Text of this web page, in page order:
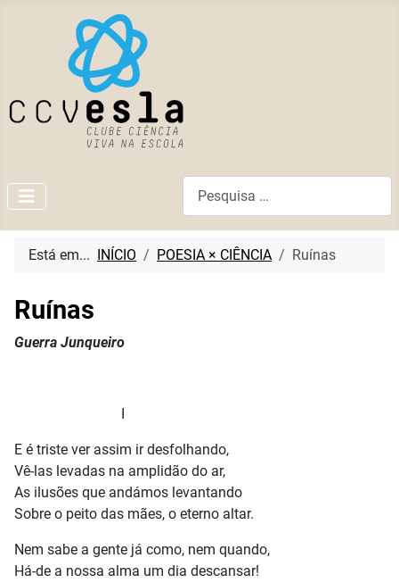
Está em... INÍCIO POESIA × CIÊNCIA Ruínas
Ruínas
Guerra Junqueiro
E é triste ver assim ir desfolhando,
Vê-las levadas na amplidão do ar,
As ilusões que andámos levantando
Sobre o peito das mães, o eterno altar.
Nem sabe a gente já como, nem quando,
Há-de a nossa alma um dia descansar!